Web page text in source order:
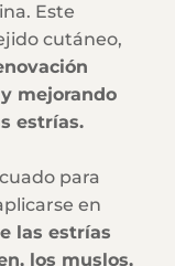
Este
cutáneo,
mejorando
estrías.
para
en
las estrías
los muslos,